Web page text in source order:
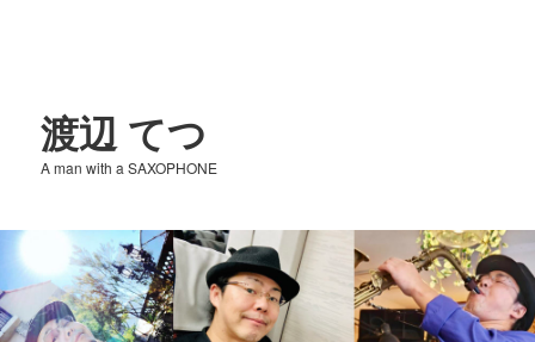
渡辺 てつ
A man with a SAXOPHONE